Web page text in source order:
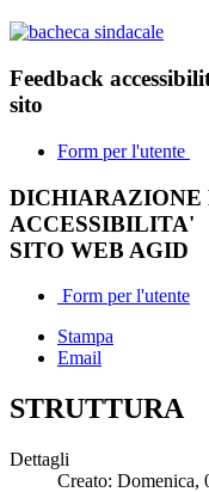
Feedback
sito
Form per l'utente
DICHIARAZIONE
ACCESSIBILITA'
SITO WEB AGID
Form per l'utente
Stampa
Email
STRUTTURA
Dettagli
Creato: Domenica,